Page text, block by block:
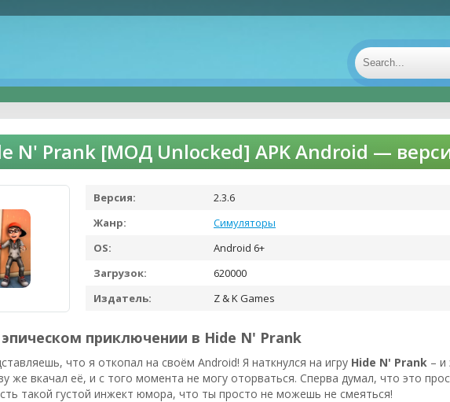
N' Prank [МОД Unlocked] APK Android —
Версия:
2.3.6
Жанр:
Симуляторы
OS:
Android 6+
Загрузок:
620000
Издатель:
Z & K Games
приключении в Hide N' Prank
что я откопал на своём Android! Я наткнулся на игру Hide N' Prank – и
же вкачал её, и с того момента не могу оторваться. Сперва думал, что это
такой густой инжект юмора, что ты просто не можешь не смеяться!